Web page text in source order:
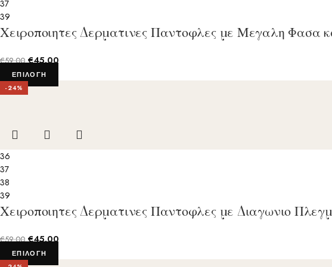
37
39
Χειροποιητες Δερματινες Παντοφλες με Μεγαλη
€59.00 €45.00
ΕΠΙΛΟΓΉ
-24%
36
37
38
39
Χειροποιητες Δερματινες Παντοφλες με Διαγωνιο
€59.00 €45.00
ΕΠΙΛΟΓΉ